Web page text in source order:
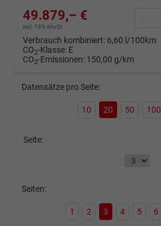
49.879,– €
incl. 19% MwSt.
Verbrauch kombiniert: 6,60 l/100km
CO2-Klasse: E
CO2-Emissionen: 150,00 g/km
Datensätze pro Seite:
10 20 50 100
Seite:
Seiten:
1 2 3 4 5 6